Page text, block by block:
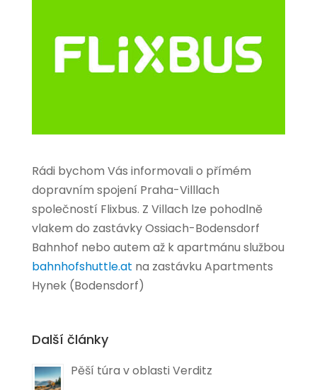
Rádi bychom Vás informovali o přímém
dopravním spojení Praha-Villlach
společností Flixbus. Z Villach lze pohodlně
vlakem do zastávky Ossiach-Bodensdorf
Bahnhof nebo autem až k apartmánu službou
bahnhofshuttle.at na zastávku Apartments
Hynek (Bodensdorf)
Další články
Pěší túra v oblasti Verditz